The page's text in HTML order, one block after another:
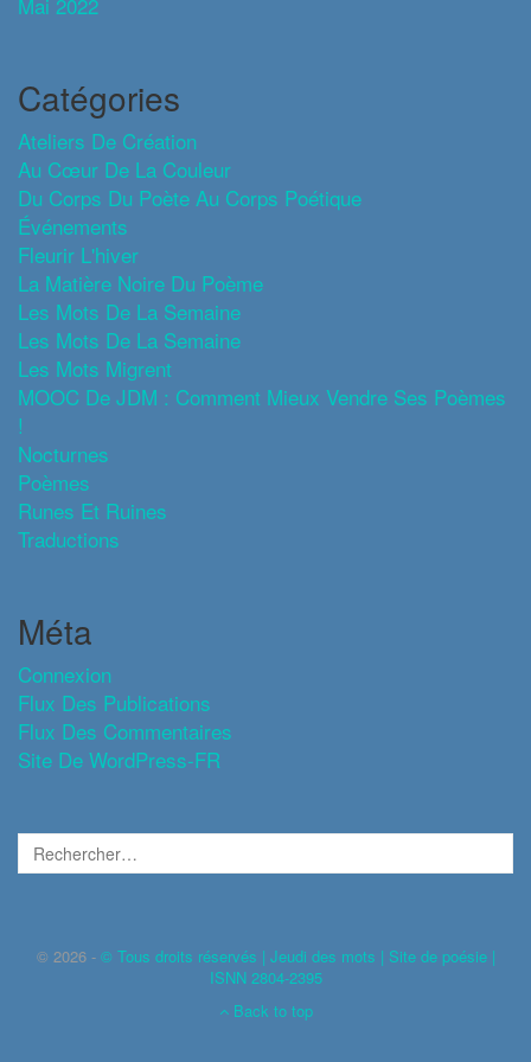
Catégories
Ateliers De Création
Au Cœur De La Couleur
Du Corps Du Poète Au Corps Poétique
Événements
Fleurir L'hiver
La Matière Noire Du Poème
Les Mots De La Semaine
Les Mots De La Semaine
Les Mots Migrent
MOOC De JDM : Comment Mieux Vendre Ses Poèmes
!
Nocturnes
Poèmes
Runes Et Ruines
Traductions
Méta
Connexion
Flux Des Publications
Flux Des Commentaires
Site De WordPress-FR
© 2026 - © Tous droits réservés | Jeudi des mots | Site de poésie |
ISNN 2804-2395
Back to top